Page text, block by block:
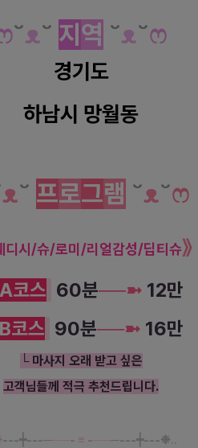
˘ᴥ˘ 지 역 ˘ᴥ˘ෆ
경기도
하남시 망월동
ᴥ˘ 프로그램 ˘ᴥ˘ෆ
디시/슈/로미/리얼감성/딥티슈》
A코스 60분──➼ 12만
B코스 90분──➼ 16만
└ 마사지 오래 받고 싶은
고객님들께 적극 추천드립니다.
---┿---───- ≡ -───---┿---❉‥